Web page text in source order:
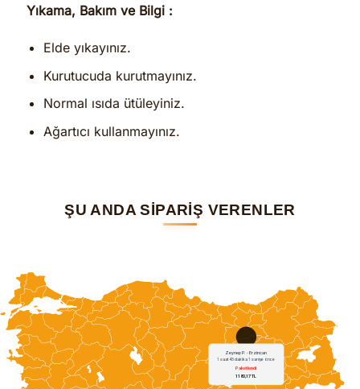
Yıkama, Bakım ve Bilgi :
Elde yıkayınız.
Kurutucuda kurutmayınız.
Normal ısıda ütüleyiniz.
Ağartıcı kullanmayınız.
ŞU ANDA SİPARİŞ VERENLER